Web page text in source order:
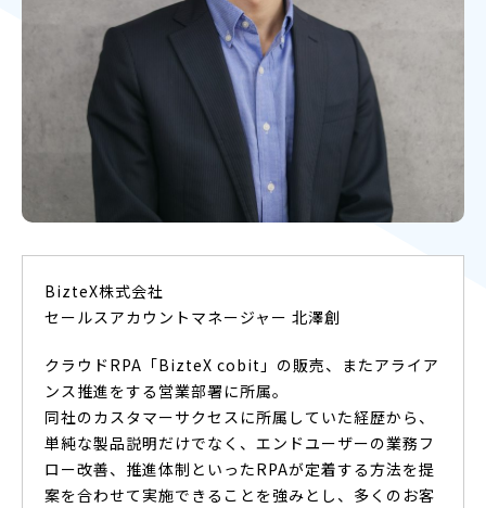
BizteX株式会社
セールスアカウントマネージャー 北澤創
クラウドRPA「BizteX cobit」の販売、またアライア
ンス推進をする営業部署に所属。
同社のカスタマーサクセスに所属していた経歴から、
単純な製品説明だけでなく、エンドユーザーの業務フ
ロー改善、推進体制といったRPAが定着する方法を提
案を合わせて実施できることを強みとし、多くのお客